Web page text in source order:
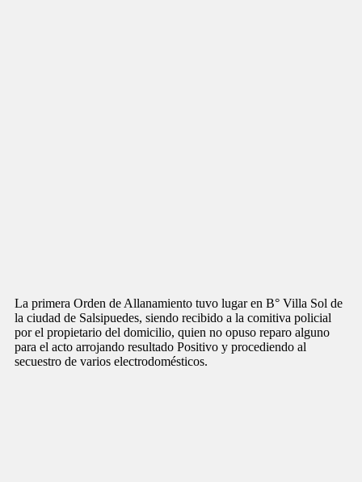
La primera Orden de Allanamiento tuvo lugar en B° Villa Sol de
la ciudad de Salsipuedes, siendo recibido a la comitiva policial
por el propietario del domicilio, quien no opuso reparo alguno
para el acto arrojando resultado Positivo y procediendo al
secuestro de varios electrodomésticos.